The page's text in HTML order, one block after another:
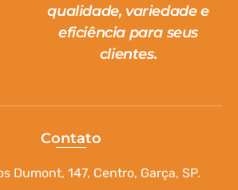
qualidade, variedade e
eficiência para seus
clientes.
Contato
Dumont, 147, Centro, Garça, SP.